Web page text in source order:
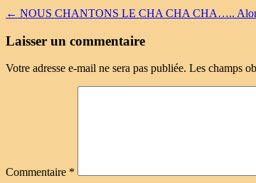
← NOUS CHANTONS LE CHA CHA CHA…..
Laisser un commentaire
Votre adresse e-mail ne sera pas publiée. Les champs
Commentaire *